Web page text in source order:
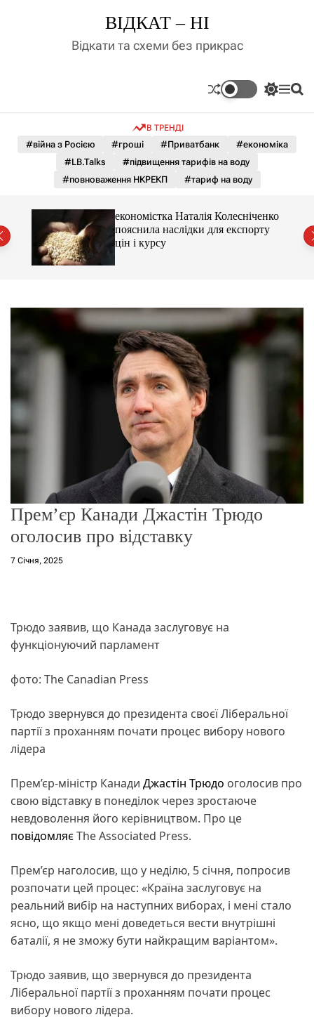
д
у
ВІДКАТ – НІ
Відкати та схеми без прикрас
П
м
к
а
о
л
ь
г
о
е
ж
и
М П
В ТРЕНДІ
#війна з Росією #гроші #Приватбанк
#економіка
#LB.Talks
#підвищення тарифів на воду
#повноваження НКРЕКП
#тариф на воду
економістка Наталія Колесніченко
пояснила наслідки для експорту
цін і курсу
Прем’єр Канади Джастін Трюдо
оголосив про відставку
7 Січня, 2025
Трюдо заявив, що Канада заслуговує на
функціонуючий парламент
фото: The Canadian Press
Трюдо звернувся до президента своєї Ліберальної
партії з проханням почати процес вибору нового
лідера
Прем’єр-міністр Канади Джастін Трюдо оголосив про
свою відставку в понеділок через зростаюче
невдоволення його керівництвом. Про це
повідомляєThe Associated Press.
Прем’єр наголосив, що у неділю, 5 січня, попросив
розпочати цей процес: «Країна заслуговує на
реальний вибір на наступних виборах, і мені стало
ясно, що якщо мені доведеться вести внутрішні
баталії, я не зможу бути найкращим варіантом».
Трюдо заявив, що звернувся до президента
Ліберальної партії з проханням почати процес
вибору нового лідера.